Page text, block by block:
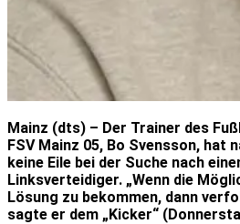
Mainz (dts) – Der Trainer des
FSV Mainz 05, Bo Svensson, hat
keine Eile bei der Suche nach
Linksverteidiger. „Wenn die
Lösung zu bekommen, dann
sagte er dem „Kicker“